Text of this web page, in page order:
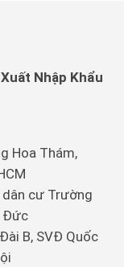
Nhập Khẩu
Hoa Thám,
cư Trường
Đức
B, SVĐ Quốc